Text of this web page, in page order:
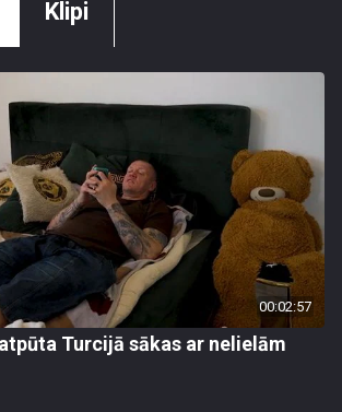
Klipi
00:02:57
Turcijā sākas ar nelielām